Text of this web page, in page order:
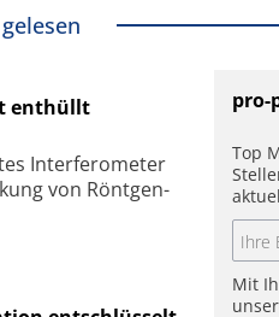
enthüllt
In­ter­fe­ro­me­ter
von Rönt­gen­
pro-
Top
Mit